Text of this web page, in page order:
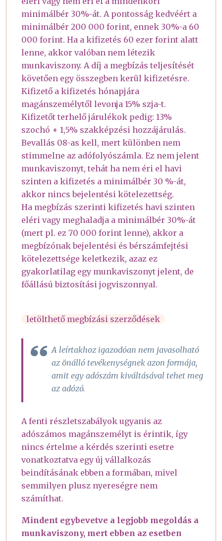
minimálbér 30%-át. A pontosság kedvéért a
minimálbér 200 000 forint, ennek 30%-a 60
000 forint. Ha a kifizetés 60 ezer forint alatt
lenne, akkor valóban nem létezik
munkaviszony. A díj a megbízás teljesítését
követően egy összegben kerül kifizetésre.
Kifizető a kifizetés hónapjára
magánszemélytől levonja 15% szja-t.
Kifizetőt terhelő járulékok pedig: 13%
szochó + 1,5% szakképzési hozzájárulás.
Bevallás 08-as kell, mert különben nem
stimmelne az adófolyószámla. Ez nem jelent
munkaviszonyt, tehát ha nem éri el havi
szinten a kifizetés a minimálbér 30 %-át,
akkor nincs bejelentési kötelezettség.
Ha megbízás szerinti kifizetés havi szinten
eléri vagy meghaladja a minimálbér 30%-át
(mert pl. ez 70 000 forint lenne), akkor a
megbízónak bejelentési és bérszámfejtési
kötelezettsége keletkezik, azaz ez
gyakorlatilag egy munkaviszonyt jelent, de
főállású biztosítási jogviszonnyal.
letölthető megbízási szerződések
A leírtakhoz igazodóan nem javasolható
az önálló tevékenységnek azon formája,
amit egy adószám kiváltásával tehet meg
az adózó.
A fenti részletszabályok ugyanis az
adószámos magánszemélyt is érintik, így
nincs értelme a kérdés szerinti esetre
vonatkoztatva egy új vállalkozás
beindításának ebben a formában, mivel
semmilyen plusz nyereségre nem
számíthat.
Mindent egybevetve a legjobb megoldás a
munkaviszony, mert ebben az esetben